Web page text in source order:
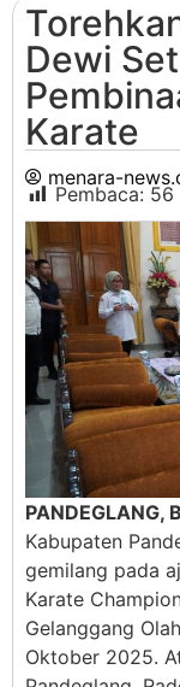
Dewi
Karate
menara-
Pembaca: 56
PANDEGLANG,
Kabupaten
gemilang pada
Karate
Gelanggang
Oktober 2025.